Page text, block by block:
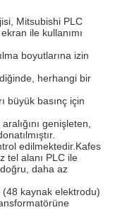
Mitsubishi PLC
ile kullanımı
boyutlarına izin
herhangi bir
büyük basınç için
genişleten,
edilmektedir.Kafes
tel alanı PLC ile
daha az
kaynak elektrodu)